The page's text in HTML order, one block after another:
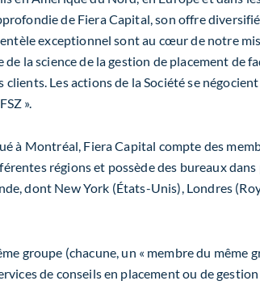
de Fiera Capital, son offre
exceptionnel sont au cœur de notre
la science de la gestion de placement de
Les actions de la Société se
».
à Montréal, Fiera Capital compte des
régions et possède des bureaux
dont New York (États-Unis), Londres
groupe (chacune, un « membre du même
de conseils en placement ou de gestion